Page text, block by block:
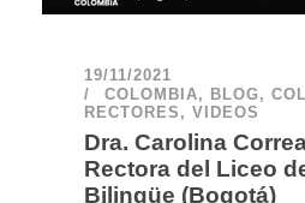
19/11/2021
COLOMBIA, BLOG,
RECTORES , VIDEOS
Dra. Carolina
Rectora del Liceo
Bilingüe (Bogotá)